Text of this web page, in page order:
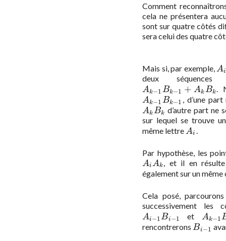
Comment
cela ne présentera
sont sur quatre côtés
sera celui des quatre
Mais si, par exemple, Ai
Ai
deux
Ak−1Bk−1 + AkBk
Ak−1 Bk−1 +A kBk .
Ak−1Bk−1
Ak−1 Bk−1 , d’une
AkBk
AkBk d’autre part ne
sur lequel se trouve
même lettreAi
Ai
Par hypothèse, les
AiAk
AiAk
, et il en
également sur un
Cela posé,
successivement les
Ai−1Bi−1
Ai−1 Bi−1 et Ak−1
Ak−1
rencontrerons Bi−1
Bi−1